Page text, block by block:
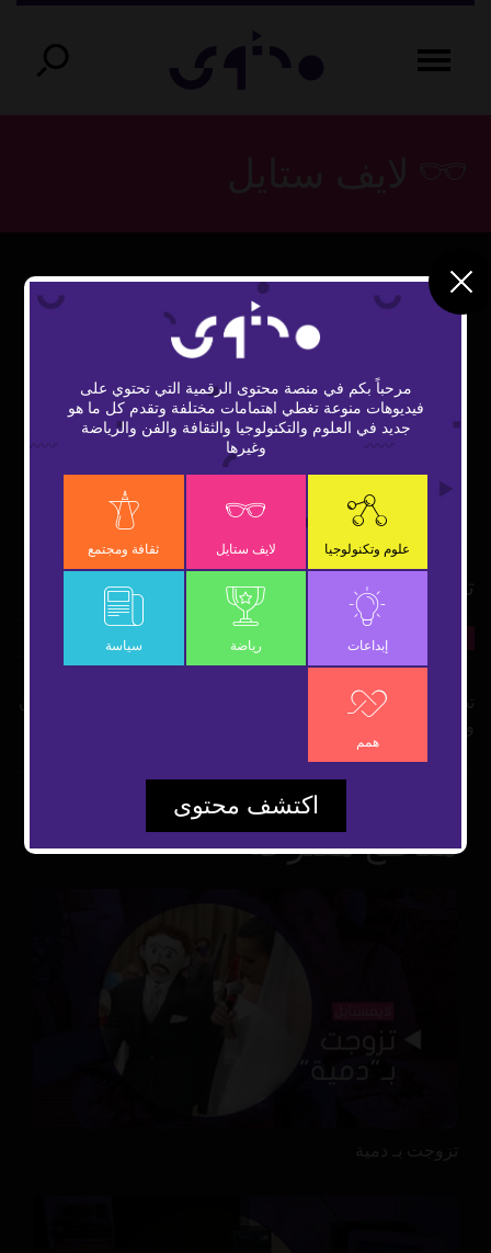
This
The Video Cloud video was not found.
VIDEO_CLOUD_ERR_VIDEO_NOT_FOUND
Session ID:2026-08-08:a76e35d54626a0d863825af
vidbcove
OK
Modal
Dialog
تطبيق My Fitness Pal .. راقب صحتك
27 سبتمبر 2018
وكمية الماء بالجسم.
مقاطع مقترحة
تزوجت بـ دمية
مرحباً بكم في منصة محتوى الرقمية التي تحتوي على
فيديوهات منوعة تغطي اهتمامات مختلفة وتقدم كل ما هو
جديد في العلوم والتكنولوجيا والثقافة والفن والرياضة
وغيرها
علوم وتكنولوجيا لايف ستايل ثقافة ومجتمع
إبداعات رياضة سياسة
همم
اكتشف محتوى